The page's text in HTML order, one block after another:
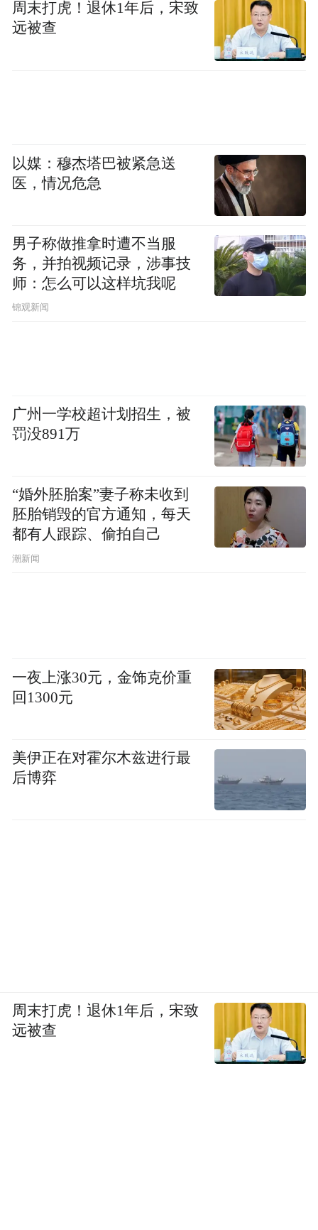
系等车型受价格战影响其实相对较小，价格
体系比较稳定，因为对于商务人群而言，品
系），而是贸然一路降到底，最后将对自己
造成巨大打击，这并不利于中国市场稳定和
周末打虎！退休1年后，宋致
远被查
以媒：穆杰塔巴被紧急送
医，情况危急
男子称做推拿时遭不当服
务，并拍视频记录，涉事技
师：怎么可以这样坑我呢
锦观新闻
广州一学校超计划招生，被
罚没891万
“婚外胚胎案”妻子称未收到
胚胎销毁的官方通知，每天
都有人跟踪、偷拍自己
潮新闻
一夜上涨30元，金饰克价重
回1300元
美伊正在对霍尔木兹进行最
后博弈
周末打虎！退休1年后，宋致
远被查